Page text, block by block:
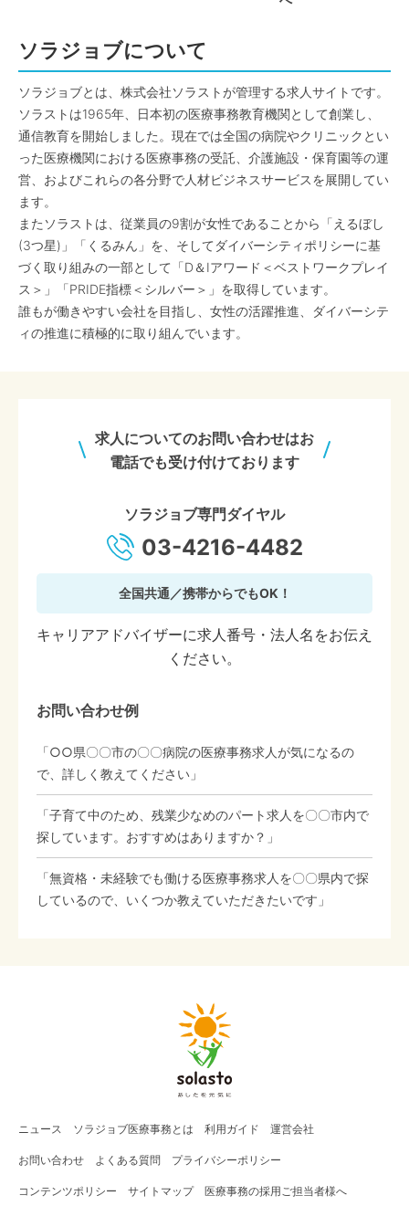
ソラジョブについて
ソラジョブとは、株式会社ソラストが管理する求人サイトです。
ソラストは1965年、日本初の医療事務教育機関として創業し、
通信教育を開始しました。現在では全国の病院やクリニックとい
った医療機関における医療事務の受託、介護施設・保育園等の運
営、およびこれらの各分野で人材ビジネスサービスを展開してい
ます。
またソラストは、従業員の9割が女性であることから「えるぼし
(3つ星)」「くるみん」を、そしてダイバーシティポリシーに基
づく取り組みの一部として「D＆Iアワード＜ベストワークプレイ
ス＞」「PRIDE指標＜シルバー＞」を取得しています。
誰もが働きやすい会社を目指し、女性の活躍推進、ダイバーシテ
ィの推進に積極的に取り組んでいます。
求人についてのお問い合わせはお
電話でも受け付けております
ソラジョブ専門ダイヤル
03-4216-4482
全国共通／携帯からでもOK！
キャリアアドバイザーに求人番号・法人名をお伝え
ください。
お問い合わせ例
「○○県〇〇市の〇〇病院の医療事務求人が気になるの
で、詳しく教えてください」
「子育て中のため、残業少なめのパート求人を〇〇市内で
探しています。おすすめはありますか？」
「無資格・未経験でも働ける医療事務求人を〇〇県内で探
しているので、いくつか教えていただきたいです」
ニュース ソラジョブ医療事務 とは 利用ガイド 運営会社
お問い合わせ よくある質問 プライバシーポリシー
コンテンツポリシー サイトマップ 医療事務の採用ご担当者様へ